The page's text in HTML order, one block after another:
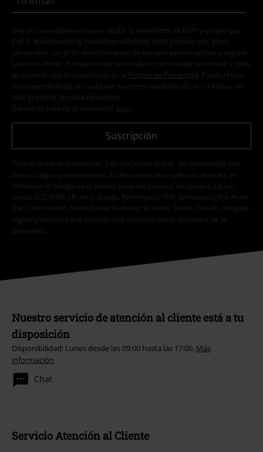
Doy mi consentimiento para recibir la newsletter de EMP y acepto que
E.M.P. Merchandising Handelsgesellschaft mbH procese mis datos
personales con el fin de informarme de manera personalizada y regular
sobre su oferta. El tratamiento de mis datos personales se llevará a cabo
de acuerdo con lo establecido en la
Política de Privacidad . Puedo retirar
mi consentimiento en cualquier momento haciendo clic en el enlace de
baja presente en cada newsletter.
Darme de baja de la newsletter
aquí
Suscripción
*Válido durante 4 semanas. Solo canjeable online. No combinable con
otros códigos promocionales. El descuento será aplicado después de
introducir el código en el primer paso del proceso de compra. Libros,
media (CD, DVD, LP, etc.), tickets, Rammstein, (Till) Lindemann, Die Ärzte,
Die Toten Hosen, Feine Sahne Fischfilet, Broilers, Böhse Onkelz, cheques-
regalo y artículos que incluyen una donación están excluidos de la
promoción.
Nuestro servicio de atención al cliente está a tu
disposición
Disponibilidad: Lunes desde las 09:00 hasta las 17:00. Más
información
Chat
Servicio Atención al Cliente